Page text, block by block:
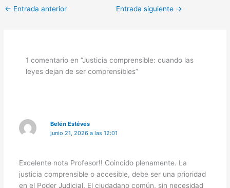
← Entrada anterior Entrada siguiente →
1 comentario en “Justicia comprensible: cuando las
leyes dejan de ser comprensibles”
Belén Estéves
junio 21, 2026 a las 12:01
Excelente nota Profesor!! Coincido plenamente. La
justicia comprensible o accesible, debe ser una prioridad
en el Poder Judicial. El ciudadano común, sin necesidad